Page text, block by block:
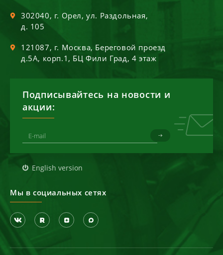
302040, г. Орел,ул. Раздольная,
д. 105
121087, г. Москва, Береговой проезд
д.5А, корп.1, БЦ Фили Град, 4 этаж
Подписывайтесь на новости и
акции:
English version
Мы в социальных сетях